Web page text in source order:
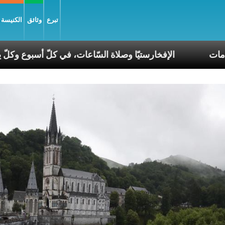
وثائق تبرع
الإفخارستيّا وصلاة السّاعات، في عصر الانقسامات